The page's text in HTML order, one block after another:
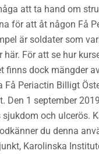
att ta hand om
för att åt någon Få
är soldater som
här. För att se hur
finns dock mängder
Få Periactin Billigt
Den 1 september
sjukdom och ulcerös.
du denna
Karolinska